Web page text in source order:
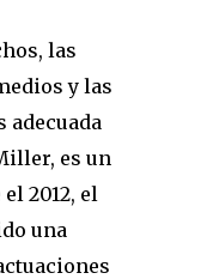
las
y las
adecuada
es un
2012, el
una